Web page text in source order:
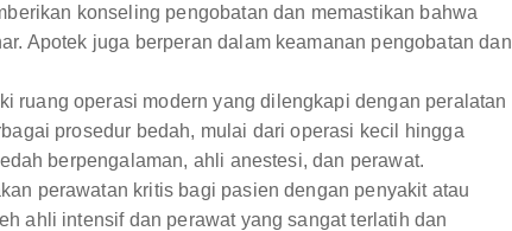
konseling pengobatan dan memastikan bahwa
Apotek juga berperan dalam keamanan pengobatan dan
ruang operasi modern yang dilengkapi dengan peralatan
prosedur bedah, mulai dari operasi kecil hingga
berpengalaman, ahli anestesi, dan perawat.
perawatan kritis bagi pasien dengan penyakit atau
ahli intensif dan perawat yang sangat terlatih dan